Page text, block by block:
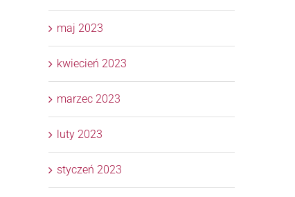
maj 2023
kwiecień 2023
marzec 2023
luty 2023
styczeń 2023